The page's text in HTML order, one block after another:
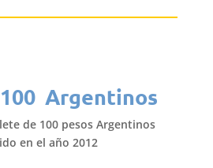
Argentinos
de 100 pesos Argentinos
en el año 2012